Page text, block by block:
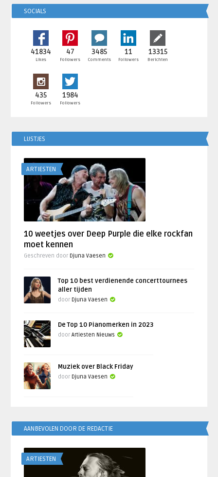
SOCIALS
41834
Likes
47
Followers
3485
Comments
11
Followers
13315
Berichten
435
Followers
1984
Followers
LIJSTJES
ARTIESTEN
10 weetjes over Deep Purple die elke rockfan
moet kennen
Geschreven door Djuna Vaesen
Top 10 best verdienende concerttournees
aller tijden
door Djuna Vaesen
De Top 10 Pianomerken in 2023
doorArtiesten Nieuws
Muziek over Black Friday
door Djuna Vaesen
AANBEVOLEN DOOR DE REDACTIE
ARTIESTEN